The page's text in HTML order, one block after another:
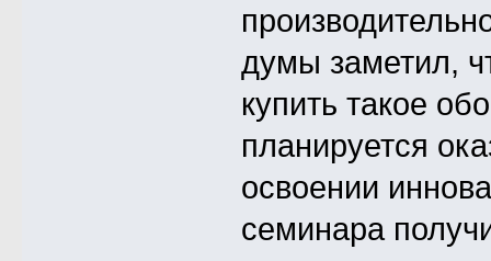
думы заметил,
купить такое
планируется
освоении
семинара